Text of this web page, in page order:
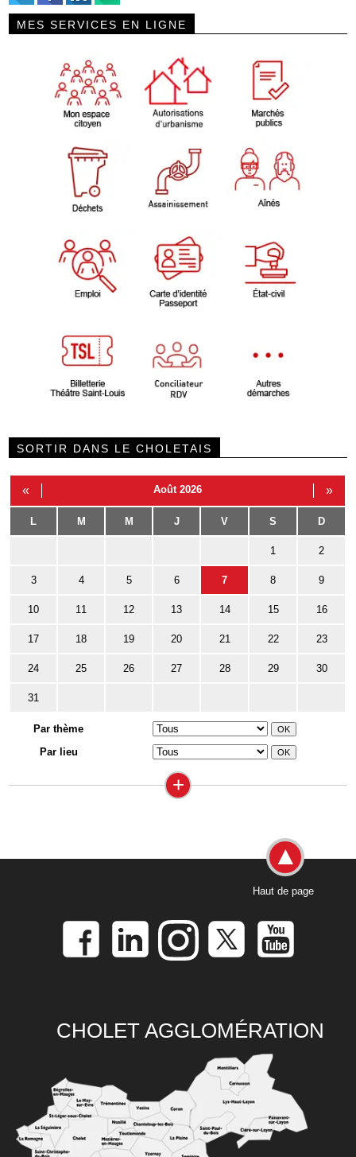
MES SERVICES EN LIGNE
SORTIR DANS LE CHOLETAIS
« Août 2026 »
L M M J V S D
1 2
3 4 5 6 7 8 9
10 11 12 13 14 15 16
17 18 19 20 21 22 23
24 25 26 27 28 29 30
31
Par thème
Par lieu
+
Haut de page
CHOLET AGGLOMÉRATION